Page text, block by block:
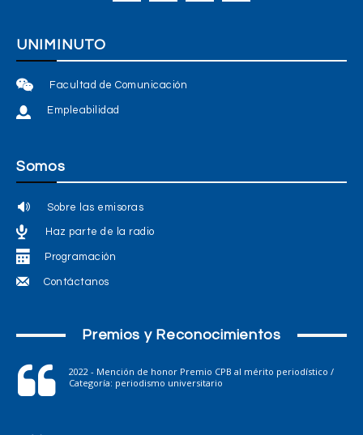
UNIMINUTO
Facultad de Comunicación
Empleabilidad
Somos
Sobre las emisoras
Haz parte de la radio
Programación
Contáctanos
Premios y Reconocimientos
2022 - Mención de honor Premio CPB al mérito periodístico /
Categoría: periodismo universitario